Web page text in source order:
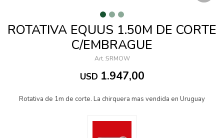
ROTATIVA EQUUS 1.50M DE CORTE
C/EMBRAGUE
5RMOW
USD 1.947,00
Rotativa de 1m de corte. La chirquera mas vendida en Uruguay